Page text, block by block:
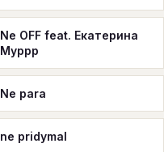
Ne OFF feat. Екатерина
Муррр
Ne para
ne pridymal